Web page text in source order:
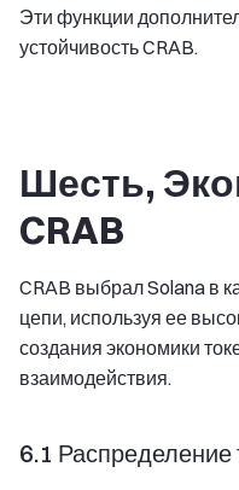
Эти функции
устойчивость CRAB.
Шесть,
CRAB
CRAB выбрал Solana в
цепи, используя ее
создания экономики
взаимодействия.
6.1 Распределение